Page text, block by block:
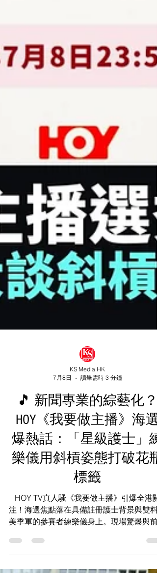
KS Media HK
7月8日
讀畢需時 3 分鐘
🎵 新聞專業的綜藝化？
HOY《我要做主播》海選
爆熱話：「星級護士」練
樂儀用斜槓姿態打破花瓶
標籤
HOY TV真人騷《我要做主播》引爆全港關
美季軍的參賽者練樂儀身上。現場驚爆與前
播麥詩敏極度撞樣。內文深入解構當代香港
破傳統新聞框架、從專業走向娛樂化的深層